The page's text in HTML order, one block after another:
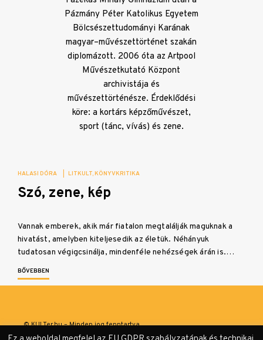
Pázmány Péter Katolikus Egyetem
Bölcsészettudományi Karának
magyar–művészettörténet szakán
diplomázott. 2006 óta az Artpool
Művészetkutató Központ
archivistája és
művészettörténésze. Érdeklődési
köre: a kortárs képzőművészet,
sport (tánc, vívás) és zene.
HALASI DÓRA LITKULT KÖNYVKRITIKA
Szó, zene, kép
Vannak emberek, akik már fiatalon megtalálják maguknak a
hivatást, amelyben kiteljesedik az életük. Néhányuk
tudatosan végigcsinálja, mindenféle nehézségek árán is.…
BŐVEBBEN
© KULTer.hu – Minden jog fenntartva